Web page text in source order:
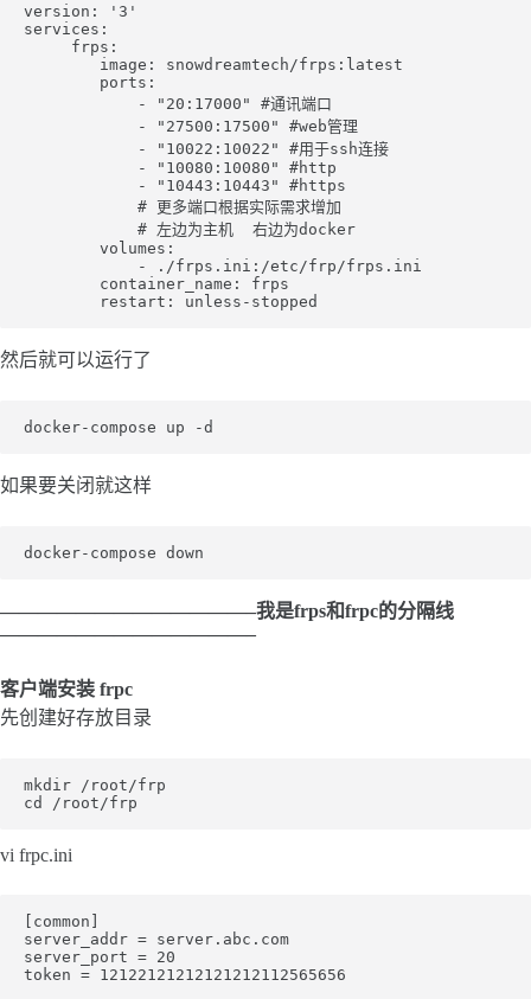
version: '3'
services:
     frps:
        image: snowdreamtech/frps:latest
        ports:
            - "20:17000" #通讯端口
            - "27500:17500" #web管理
            - "10022:10022" #用于ssh连接
            - "10080:10080" #http
            - "10443:10443" #https
            # 更多端口根据实际需求增加
            # 左边为主机  右边为docker
        volumes:
            - ./frps.ini:/etc/frp/frps.ini
        container_name: frps
然后就可以运行了
如果要关闭就这样
—————————————–我是frps和frpc的分隔线
—————————————–
客户端安装 frpc
先创建好存放目录
mkdir /root/frp
vi frpc.ini
[common]
server_addr = server.abc.com
server_port = 20
token = 12122121212121212112565656